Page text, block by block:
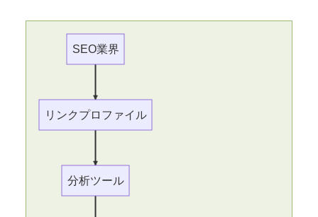
SEO業界
リンクプロファイル
分析ツール